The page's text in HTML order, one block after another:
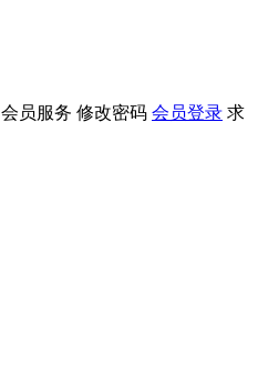
会员服务 修改密码 会员登录 求